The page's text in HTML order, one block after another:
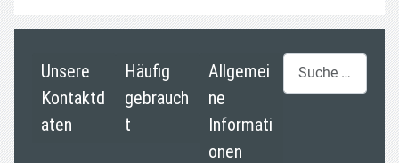
Unsere
Kontaktd
aten
Häufig
gebrauch
t
Allgemei
ne
Informati
onen
Suchen